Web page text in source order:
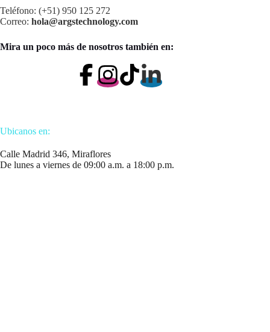
Teléfono: (+51) 950 125 272
Correo: hola@argstechnology.com
Mira un poco más de nosotros también en:
Ubicanos en:
Calle Madrid 346, Miraflores
De lunes a viernes de 09:00 a.m. a 18:00 p.m.